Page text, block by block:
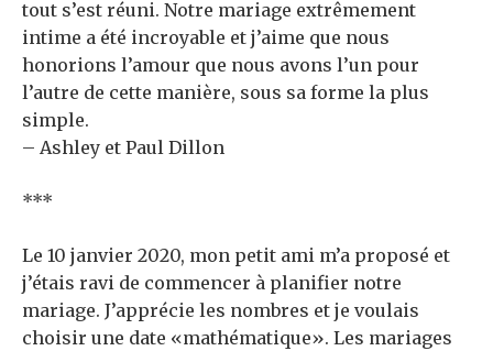
tout s’est réuni. Notre mariage extrêmement
intime a été incroyable et j’aime que nous
honorions l’amour que nous avons l’un pour
l’autre de cette manière, sous sa forme la plus
simple.
– Ashley et Paul Dillon
***
Le 10 janvier 2020, mon petit ami m’a proposé et
j’étais ravi de commencer à planifier notre
mariage. J’apprécie les nombres et je voulais
choisir une date «mathématique». Les mariages